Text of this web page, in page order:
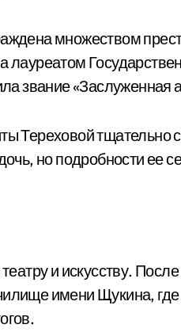
множеством
лауреатом
звание «Заслуженная
Тереховой тщательно
но подробности ее
и искусству.
имени Щукина, где